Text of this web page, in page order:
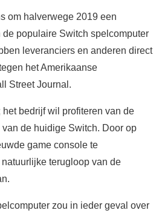
om halverwege 2019 een
populaire Switch spelcomputer
leveranciers en anderen direct
het Amerikaanse
Street Journal.
bedrijf wil profiteren van de
de huidige Switch. Door op
game console te
terugloop van de
zou in ieder geval over